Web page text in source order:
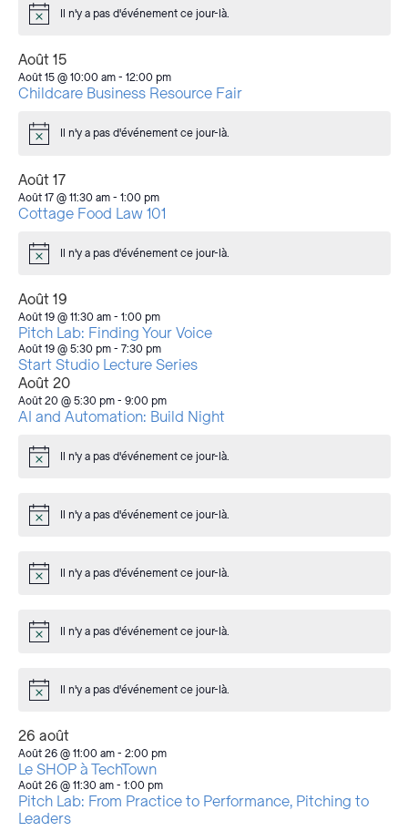
Avis Il n'y a pas d'événement ce jour-là.
Août 15
Août 15 @ 10:00 am- 12:00 pm
Childcare Business Resource Fair
Avis Il n'y a pas d'événement ce jour-là.
Août 17
Août 17 @ 11:30 am- 1:00 pm
Cottage Food Law 101
Avis Il n'y a pas d'événement ce jour-là.
Août 19
Août 19 @ 11:30 am- 1:00 pm
Pitch Lab: Finding Your Voice
Août 19 @ 5:30 pm- 7:30 pm
Start Studio Lecture Series
Août 20
Août 20 @ 5:30 pm- 9:00 pm
AI and Automation: Build Night
Avis Il n'y a pas d'événement ce jour-là.
Avis Il n'y a pas d'événement ce jour-là.
Avis Il n'y a pas d'événement ce jour-là.
Avis Il n'y a pas d'événement ce jour-là.
Avis Il n'y a pas d'événement ce jour-là.
26 août
Août 26 @ 11:00 am- 2:00 pm
Le SHOP à TechTown
Août 26 @ 11:30 am- 1:00 pm
Pitch Lab: From Practice to Performance, Pitching to
Leaders